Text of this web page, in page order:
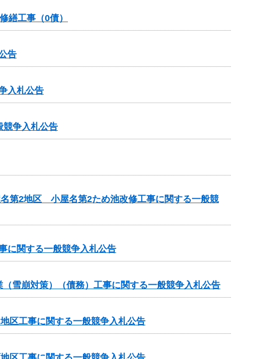
繕工事（0債）
告
入札公告
競争入札公告
第2地区 小屋名第2ため池改修工事に関する一般競
に関する一般競争入札公告
雪崩対策）（債務）工事に関する一般競争入札公告
区工事に関する一般競争入札公告